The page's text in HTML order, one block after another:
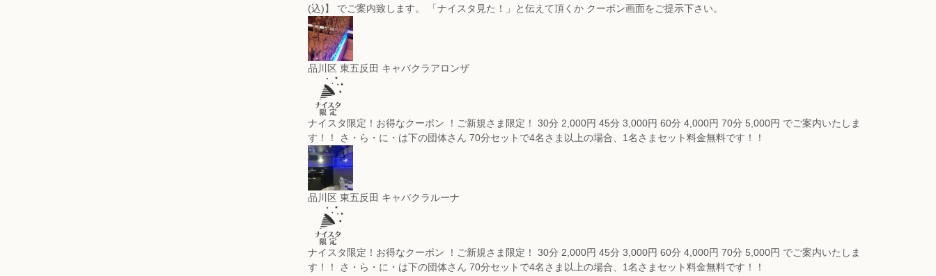
(込)】 でご案内致します。 「ナイスタ見た！」と伝えて頂くか クーポン画面をご提示下さい。
品川区 東五反田 キャバクラアロンザ
ナイスタ限定！お得なクーポン ！ ご新規さま限定！ 30分 2,000円 45分 3,000円 60分 4,000円 70分 5,000円 でご案内いたしま
す！！ さ・ら・に・は下の団体さん 70分セットで4名さま以上の場合、1名さまセット料金無料です！！
品川区 東五反田 キャバクラ ルーナ
ナイスタ限定！お得なクーポン ！ ご新規さま限定！ 30分 2,000円 45分 3,000円 60分 4,000円 70分 5,000円 でご案内いたしま
す！！ さ・ら・に・は下の団体さん 70分セットで4名さま以上の場合、1名さまセット料金無料です！！